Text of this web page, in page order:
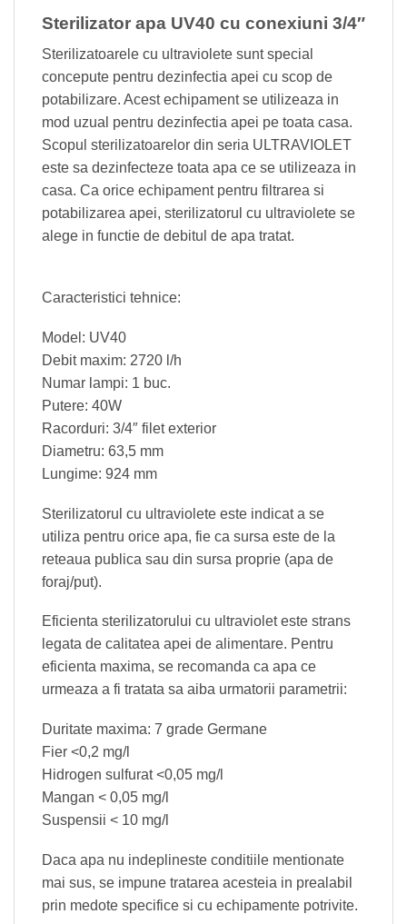
Sterilizator apa UV40 cu conexiuni 3/4″
Sterilizatoarele cu ultraviolete sunt special
concepute pentru dezinfectia apei cu scop de
potabilizare. Acest echipament se utilizeaza in
mod uzual pentru dezinfectia apei pe toata casa.
Scopul sterilizatoarelor din seria ULTRAVIOLET
este sa dezinfecteze toata apa ce se utilizeaza in
casa. Ca orice echipament pentru filtrarea si
potabilizarea apei, sterilizatorul cu ultraviolete se
alege in functie de debitul de apa tratat.
Caracteristici tehnice:
Model: UV40
Debit maxim: 2720 l/h
Numar lampi: 1 buc.
Putere: 40W
Racorduri: 3/4″ filet exterior
Diametru: 63,5 mm
Lungime: 924 mm
Sterilizatorul cu ultraviolete este indicat a se
utiliza pentru orice apa, fie ca sursa este de la
reteaua publica sau din sursa proprie (apa de
foraj/put).
Eficienta sterilizatorului cu ultraviolet este strans
legata de calitatea apei de alimentare. Pentru
eficienta maxima, se recomanda ca apa ce
urmeaza a fi tratata sa aiba urmatorii parametrii:
Duritate maxima: 7 grade Germane
Fier <0,2 mg/l
Hidrogen sulfurat <0,05 mg/l
Mangan < 0,05 mg/l
Suspensii < 10 mg/l
Daca apa nu indeplineste conditiile mentionate
mai sus, se impune tratarea acesteia in prealabil
prin medote specifice si cu echipamente potrivite.